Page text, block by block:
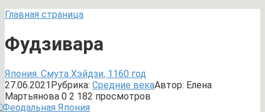
Главная страница
Фудзивара
Япония. Смута Хэйдзи, 1160 год
27.06.2021Рубрика: Средние векаАвтор: Елена
Мартьянова 0 2 182 просмотров